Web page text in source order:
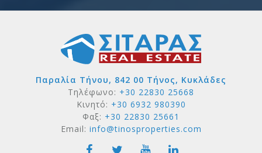
Παραλία Τήνου, 842 00 Τήνος, Κυκλάδες
Τηλέφωνο: +30 22830 25668
Κινητό: +30 6932 980390
Φαξ: +30 22830 25661
Email: info@tinosproperties.com